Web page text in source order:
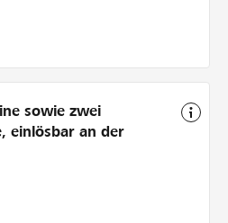
sowie zwei
einlösbar an der